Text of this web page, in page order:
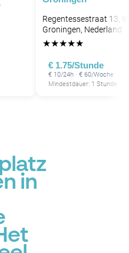
Regentessestraat 13,
Groningen, Nederland
★★★★★
€ 1.75/Stunde
€ 10/24h · € 60/Woche
Mindestdauer: 1 Stunde
in